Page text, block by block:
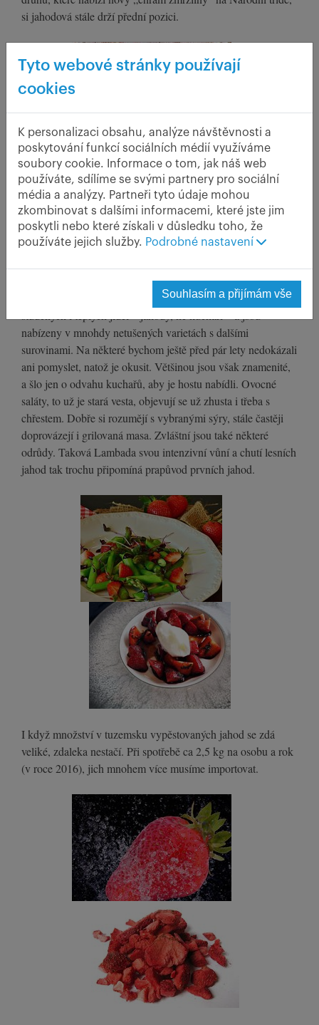
si jahodová stále drží přední pozici.
To ale stále není všechno. Jahody zařadili do programu svých
komponent i kuchaři. Stále častěji se objevují v recepturách
studených i teplých jídel – jahody, ne kuchaři – a jsou
nabízeny v mnohdy netušených varietách s dalšími
surovinami. Na některé bychom ještě před pár lety nedokázali
ani pomyslet, natož je okusit. Většinou jsou však znamenité,
a šlo jen o odvahu kuchařů, aby je hostu nabídli. Ovocné
saláty, to už je stará vesta, objevují se už zhusta i třeba s
chřestem. Dobře si rozumějí s vybranými sýry, stále častěji
doprovázejí i grilovaná masa. Zvláštní jsou také některé
odrůdy. Taková Lambada svou intenzivní vůní a chutí lesních
jahod tak trochu připomíná prapůvod prvních jahod.
I když množství v tuzemsku vypěstovaných jahod se zdá
veliké, zdaleka nestačí. Při spotřebě ca 2,5 kg na osobu a rok
(v roce 2016), jich mnohem více musíme importovat.
Tyto webové stránky používají
cookies
K personalizaci obsahu, analýze návštěvnosti a
poskytování funkcí sociálních médií využíváme
soubory cookie. Informace o tom, jak náš web
používáte, sdílíme se svými partnery pro sociální
média a analýzy. Partneři tyto údaje mohou
zkombinovat s dalšími informacemi, které jste jim
poskytli nebo které získali v důsledku toho, že
používáte jejich služby. Podrobné nastavení
Souhlasím a přijímám vše